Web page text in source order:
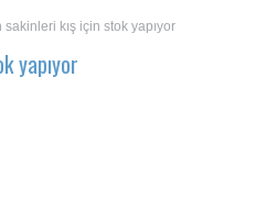
sakinleri kış için stok yapıyor
yapıyor